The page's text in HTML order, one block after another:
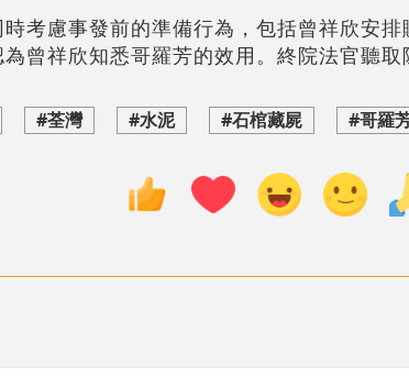
考慮事發前的準備行為，包括曾祥欣安
曾祥欣知悉哥羅芳的效用。終院法官聽取
#荃灣 #水泥 #石棺藏屍 #哥羅